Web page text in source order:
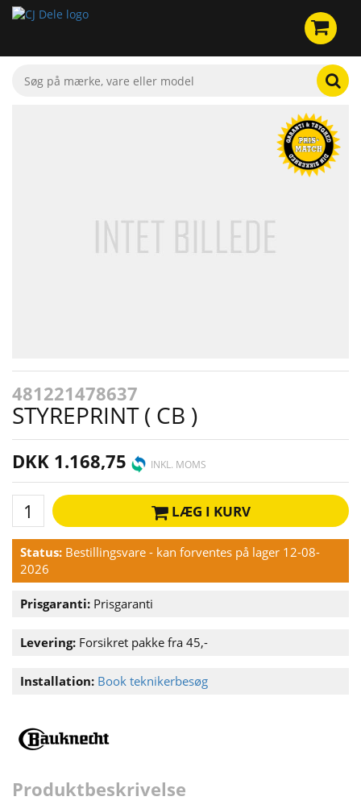
481221478637
STYREPRINT ( CB )
DKK 1.168,75 INKL. MOMS
LÆG I KURV
Status: Bestillingsvare - kan forventes på lager 12-08-
2026
Prisgaranti: Prisgaranti
Levering: Forsikret pakke fra 45,-
Installation: Book teknikerbesøg
Produktbeskrivelse